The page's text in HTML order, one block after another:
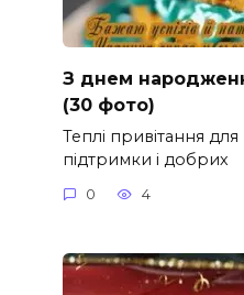
З днем
(30 фото)
Теплі привітання
підтримки і добрих
0 4